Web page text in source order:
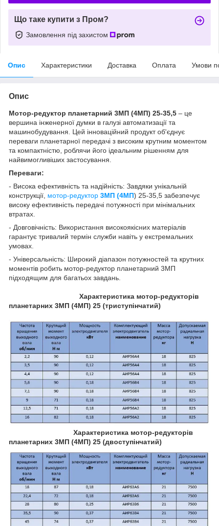
Що таке купити з Пром?
Замовлення під захистом
Опис Характеристики Доставка Оплата Умови
Опис
Мотор-редуктор планетарний 3МП (4МП) 25-35,5 – це
вершина інженерної думки в галузі автоматизації та
машинобудування. Цей інноваційний продукт об'єднує
переваги планетарної передачі з високим крутним моментом
та компактністю, роблячи його ідеальним рішенням для
найвимогливіших застосування.
Переваги:
- Висока ефективність та надійність: Завдяки унікальній
конструкції, мотор-редуктор 3МП (4МП) 25-35,5 забезпечує
високу ефективність передачі потужності при мінімальних
втратах.
- Довговічність: Використання високоякісних матеріалів
гарантує тривалий термін служби навіть у екстремальних
умовах.
- Універсальність: Широкий діапазон потужностей та крутних
моментів робить мотор-редуктор планетарний 3МП
підходящим для багатьох завдань.
Характеристика мотор-редукторів
планетарних 3МП (4МП) 25 (триступінчатий)
Характеристика мотор-редукторів
планетарних 3МП (4МП) 25 (двоступінчатий)